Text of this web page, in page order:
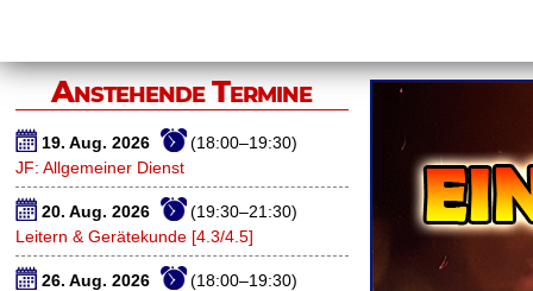
Anstehende Termine
19. Aug. 2026
(18:00–19:30)
JF: Allgemeiner Dienst
20. Aug. 2026
(19:30–21:30)
Leitern & Gerätekunde [4.3/4.5]
26. Aug. 2026
(18:00–19:30)